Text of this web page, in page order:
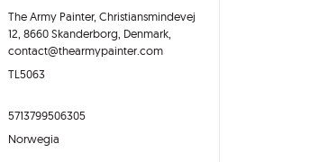
The Army Painter, Christiansmindevej
12, 8660 Skanderborg, Denmark,
contact@thearmypainter.com
TL5063
5713799506305
Norwegia